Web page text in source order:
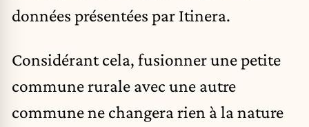
données présentées par Itinera.
Considérant cela, fusionner une petite
commune rurale avec une autre
commune ne changera rien à la nature